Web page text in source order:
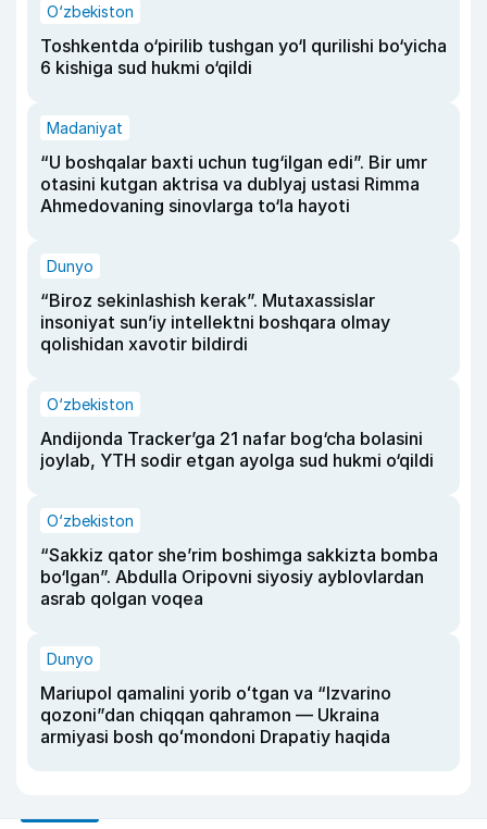
O‘zbekiston
Toshkentda o‘pirilib tushgan yo‘l qurilishi bo‘yicha
6 kishiga sud hukmi o‘qildi
Madaniyat
“U boshqalar baxti uchun tug‘ilgan edi”. Bir umr
otasini kutgan aktrisa va dublyaj ustasi Rimma
Ahmedovaning sinovlarga to‘la hayoti
Dunyo
“Biroz sekinlashish kerak”. Mutaxassislar
insoniyat sun’iy intellektni boshqara olmay
qolishidan xavotir bildirdi
O‘zbekiston
Andijonda Tracker’ga 21 nafar bog‘cha bolasini
joylab, YTH sodir etgan ayolga sud hukmi o‘qildi
O‘zbekiston
“Sakkiz qator she’rim boshimga sakkizta bomba
bo‘lgan”. Abdulla Oripovni siyosiy ayblovlardan
asrab qolgan voqea
Dunyo
Mariupol qamalini yorib oʻtgan va “Izvarino
qozoni”dan chiqqan qahramon — Ukraina
armiyasi bosh qoʻmondoni Drapatiy haqida